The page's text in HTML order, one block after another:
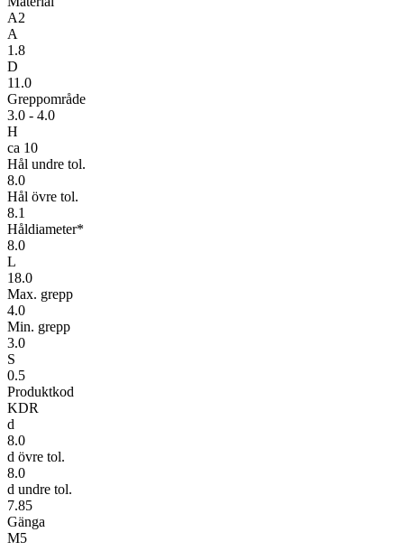
A2
A
1.8
D
11.0
Greppområde
3.0 - 4.0
H
ca 10
Hål undre tol.
8.0
Hål övre tol.
8.1
Håldiameter*
8.0
L
18.0
Max. grepp
4.0
Min. grepp
3.0
S
0.5
Produktkod
KDR
d
8.0
d övre tol.
8.0
d undre tol.
7.85
Gänga
M5